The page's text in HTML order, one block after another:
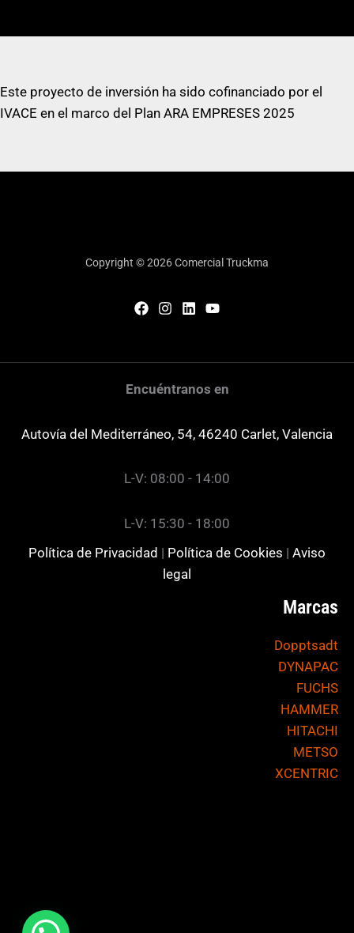
Este proyecto de inversión ha sido cofinanciado por el
IVACE en el marco del Plan ARA EMPRESES 2025
Copyright © 2026 Comercial Truckma
Encuéntranos en
Autovía del Mediterráneo, 54, 46240 Carlet, Valencia
L-V: 08:00 - 14:00
L-V: 15:30 - 18:00
Política de Privacidad | Política de Cookies | Aviso
legal
Marcas
Dopptsadt
DYNAPAC
FUCHS
HAMMER
HITACHI
METSO
XCENTRIC